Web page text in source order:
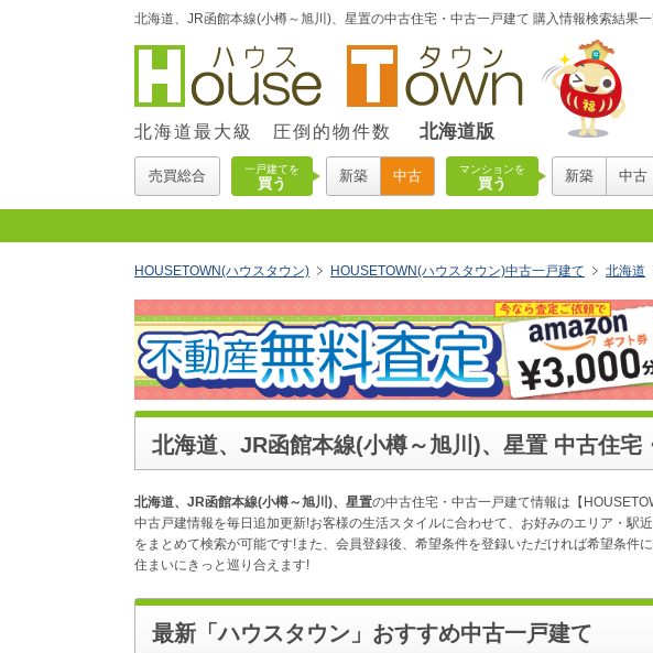
北海道、JR函館本線(小樽～旭川)、星置の中古住宅・中古一戸建て 購入情報検索結果一
北海道最大級 圧倒的物件数 北海道版
売買総合 一戸建てを
買う 新築 中古 マンションを
買う 新築 中古
HOUSETOWN(ハウスタウン) HOUSETOWN(ハウスタウン)中古一戸建て 北海道
北海道、JR函館本線(小樽～旭川)、星置 中古住
北海道、JR函館本線(小樽～旭川)、星置の中古住宅・中古一戸建て情報は【
中古戸建情報を毎日追加更新!お客様の生活スタイルに合わせて、お好みのエリア・
をまとめて検索が可能です!また、会員登録後、希望条件を登録いただければ希望条
住まいにきっと巡り合えます!
最新「ハウスタウン」おすすめ中古一戸建て